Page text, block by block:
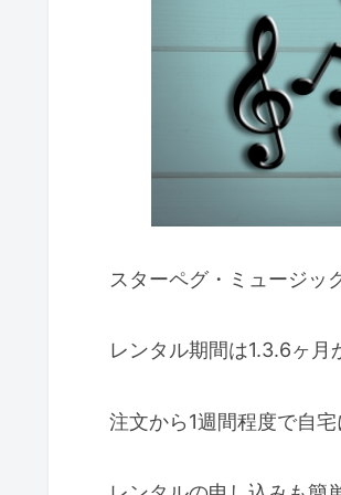
スターペグ・ミュージッ
レンタル期間は1.3.6ヶ月
注文から1週間程度で自